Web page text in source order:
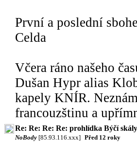
První a poslední
Celda
Včera ráno našeho
Dušan Hypr alias
kapely KNÍR.
francouzštinu a
Re: Re: Re: Re: prohlídka Býčí
NoBody [85.93.116.xxx] Před 12 roky